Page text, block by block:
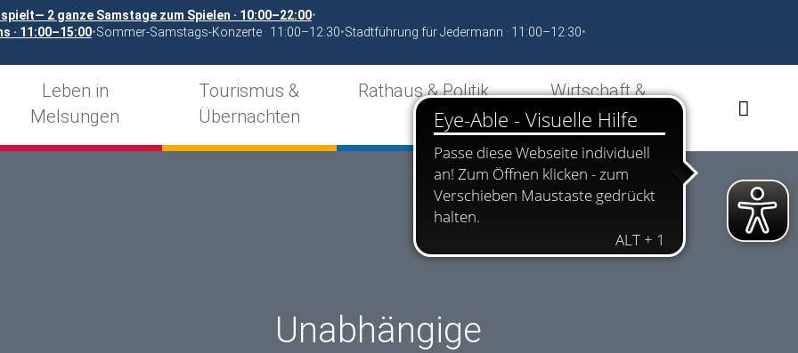
2 ganze Samstage zum Spielen · 10:00–22:00•
· 11:00–15:00•Sommer-Samstags-Konzerte · 11:00–12:30•Stadtführung für Jedermann · 11:00–12:30•
Leben in
Melsungen
Tourismus &
Übernachten
Rathaus & Politik
Wirtschaft &
Standort
Unabhängige